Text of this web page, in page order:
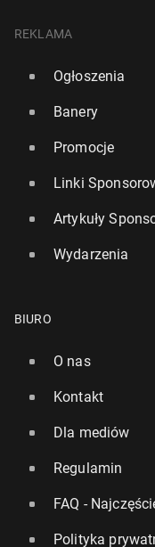
REKLAMA
Ogłoszenia
Banery
Promocje
Linki
Artykuły
Wydarzenia
BIURO
O nas
Kontakt
Dla mediów
Regulamin
FAQ -
Polityka